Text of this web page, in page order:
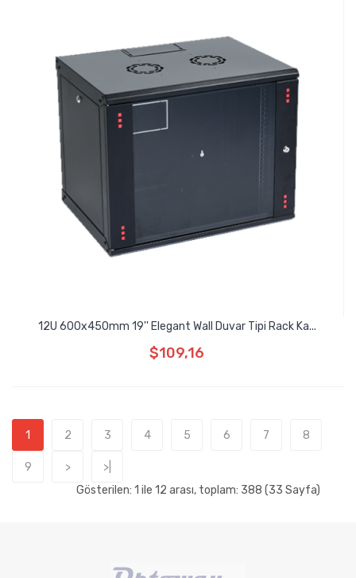
12U 600x450mm 19'' Elegant Wall Duvar Tipi Rack Ka...
$109,16
1 2 3 4 5 6 7 8
9 >
>|
Gösterilen: 1 ile 12 arası, toplam: 388 (33 Sayfa)